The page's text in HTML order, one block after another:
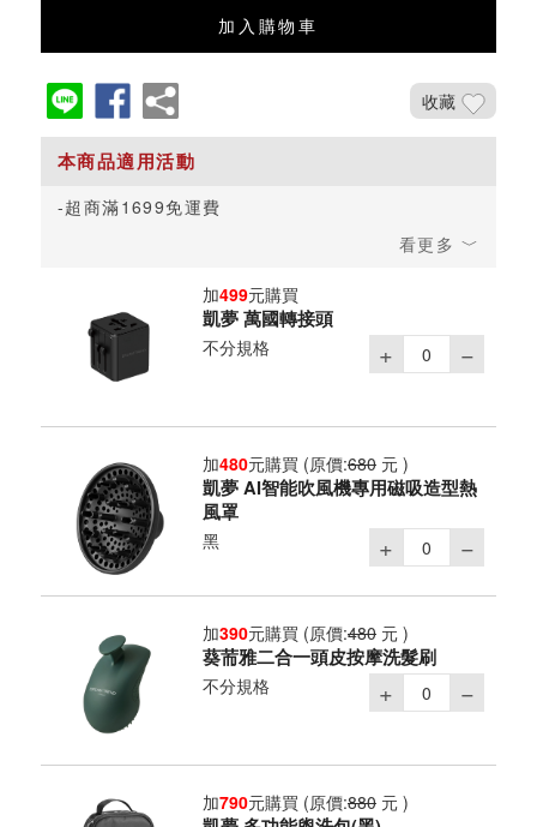
加入購物車
收藏
超商滿1699免運費
加499元購買
凱夢 萬國轉接頭
不分規格
加480元購買 (原價:680 元 )
凱夢 AI智能吹風機專用磁吸造型熱
風罩
黑
加390元購買 (原價:480 元 )
葵荋雅二合一頭皮按摩洗髮刷
不分規格
加790元購買 (原價:880 元 )